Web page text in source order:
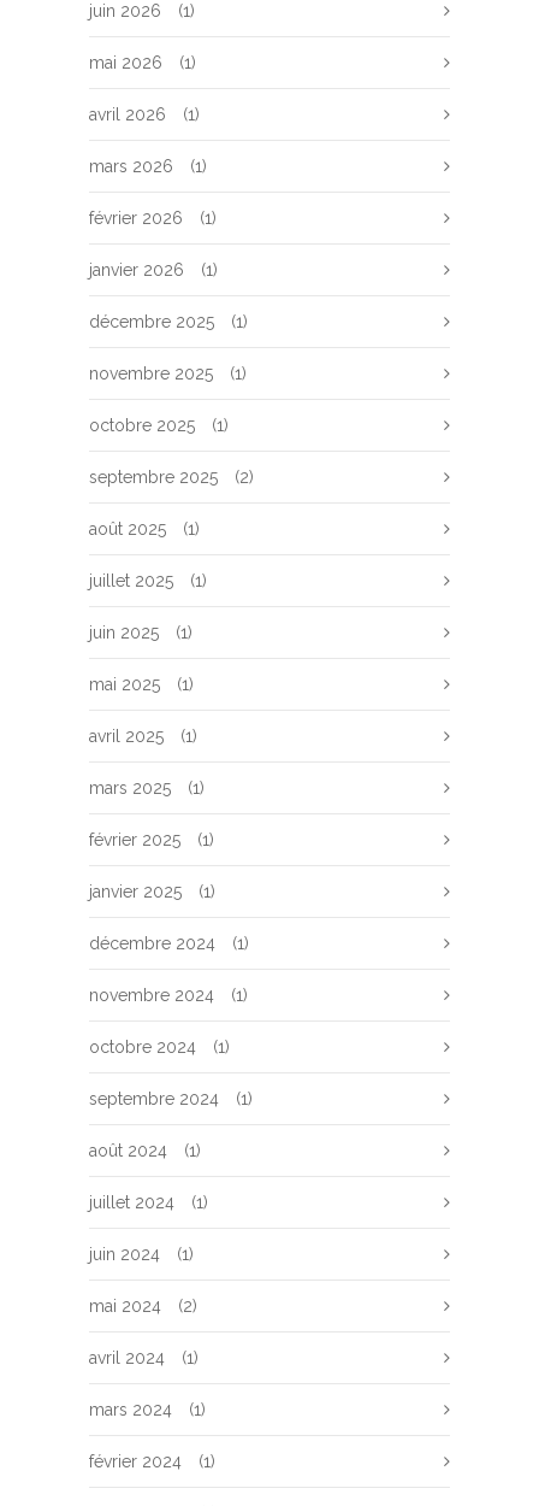
juin 2026 (1)
mai 2026 (1)
avril 2026 (1)
mars 2026 (1)
février 2026 (1)
janvier 2026 (1)
décembre 2025 (1)
novembre 2025 (1)
octobre 2025 (1)
septembre 2025 (2)
août 2025 (1)
juillet 2025 (1)
juin 2025 (1)
mai 2025 (1)
avril 2025 (1)
mars 2025 (1)
février 2025 (1)
janvier 2025 (1)
décembre 2024 (1)
novembre 2024 (1)
octobre 2024 (1)
septembre 2024 (1)
août 2024 (1)
juillet 2024 (1)
juin 2024 (1)
mai 2024 (2)
avril 2024 (1)
mars 2024 (1)
février 2024 (1)